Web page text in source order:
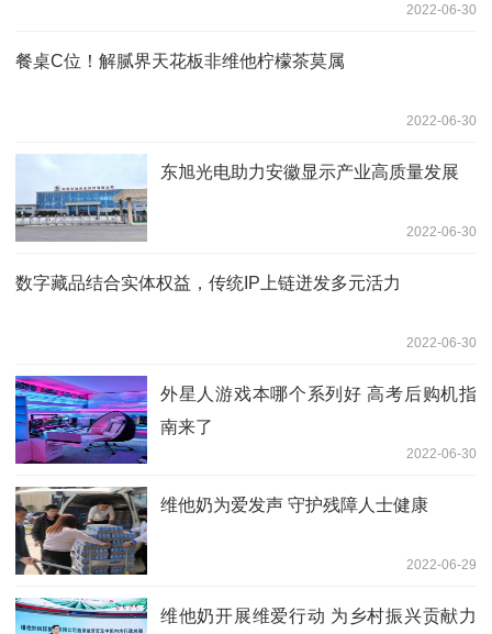
2022-06-30
餐桌C位！解腻界天花板非维他柠檬茶莫属
2022-06-30
东旭光电助力安徽显示产业高质量发展
2022-06-30
数字藏品结合实体权益，传统IP上链迸发多元活力
2022-06-30
外星人游戏本哪个系列好 高考后购机指
南来了
2022-06-30
维他奶为爱发声 守护残障人士健康
2022-06-29
维他奶开展维爱行动 为乡村振兴贡献力